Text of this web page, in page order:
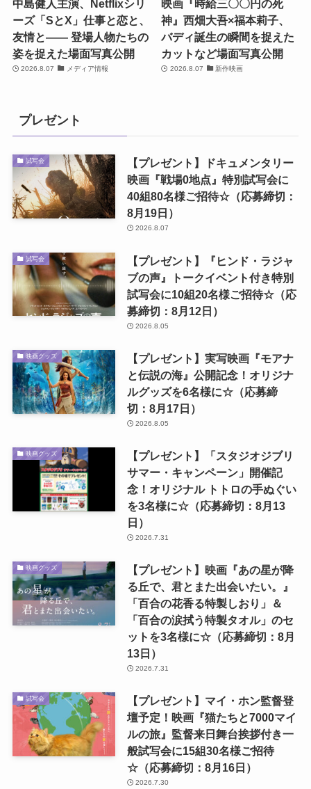
中島健人主演、Netflixシリ
ーズ「SとX」仕事と恋と、
友情と―― 登場人物たちの
姿を捉えた場面写真公開
2026.8.07 メディア情報
映画『時給三〇〇円の死
神』西畑大吾×福本莉子、
バディ誕生の瞬間を捉えた
カットなど場面写真公開
2026.8.07 新作映画
プレゼント
試写会
【プレゼント】ドキュメンタリー
映画『戦場0地点』特別試写会に
40組80名様ご招待☆（応募締切：
8月19日）
2026.8.07
試写会
【プレゼント】『ヒンド・ラジャ
ブの声』トークイベント付き特別
試写会に10組20名様ご招待☆（応
募締切：8月12日）
2026.8.05
映画グッズ
【プレゼント】実写映画『モアナ
と伝説の海』公開記念！オリジナ
ルグッズを6名様に☆（応募締
切：8月17日）
2026.8.05
映画グッズ
【プレゼント】「スタジオジブリ
サマー・キャンペーン」開催記
念！オリジナル トトロの手ぬぐい
を3名様に☆（応募締切：8月13
日）
2026.7.31
映画グッズ
【プレゼント】映画『あの星が降
る丘で、君とまた出会いたい。』
「百合の花香る特製しおり」＆
「百合の涙拭う特製タオル」のセ
ットを3名様に☆（応募締切：8月
13日）
2026.7.31
試写会
【プレゼント】マイ・ホン監督登
壇予定！映画『猫たちと7000マイ
ルの旅』監督来日舞台挨拶付き一
般試写会に15組30名様ご招待
☆（応募締切：8月16日）
2026.7.30